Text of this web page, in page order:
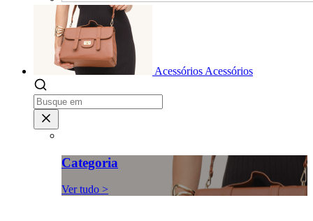
Acessórios Acessórios
Categoria
Ver tudo >